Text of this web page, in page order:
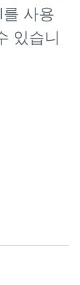
사용
있습니